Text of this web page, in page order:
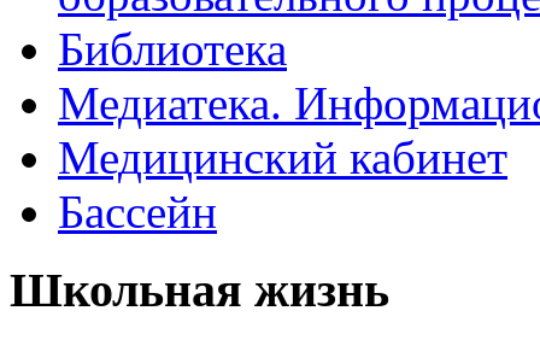
Библиотека
Медиатека.
Медицинский кабинет
Бассейн
Школьная жизнь